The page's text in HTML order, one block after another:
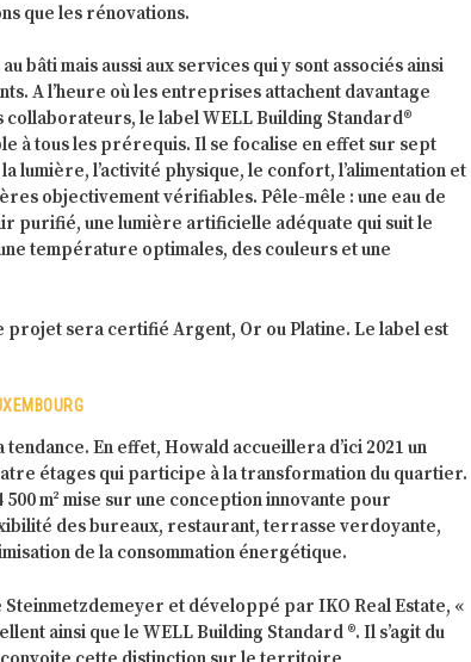
que les rénovations.
bâti mais aussi aux services qui y sont associés ainsi
A l’heure où les entreprises attachent davantage
le label WELL Building Standard®
à tous les prérequis. Il se focalise en effet sur sept
lumière, l’activité physique, le confort, l’alimentation et
objectivement vérifiables. Pêle-mêle : une eau de
purifié, une lumière artificielle adéquate qui suit le
température optimales, des couleurs et une
sera certifié Argent, Or ou Platine. Le label est
tendance. En effet, Howald accueillera d’ici 2021 un
étages qui participe à la transformation du quartier.
m² mise sur une conception innovante pour
des bureaux, restaurant, terrasse verdoyante,
de la consommation énergétique.
et développé par IKO Real Estate, «
ainsi que le WELL Building Standard ®. Il s’agit du